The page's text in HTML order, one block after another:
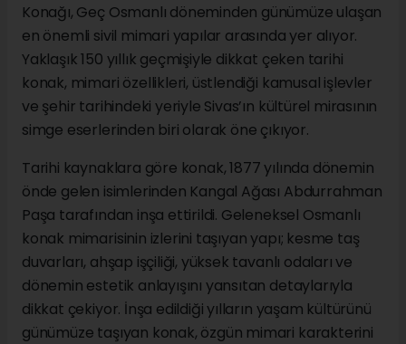
Konağı, Geç Osmanlı döneminden günümüze ulaşan
en önemli sivil mimari yapılar arasında yer alıyor.
Yaklaşık 150 yıllık geçmişiyle dikkat çeken tarihi
konak, mimari özellikleri, üstlendiği kamusal işlevler
ve şehir tarihindeki yeriyle Sivas’ın kültürel mirasının
simge eserlerinden biri olarak öne çıkıyor.
Tarihi kaynaklara göre konak, 1877 yılında dönemin
önde gelen isimlerinden Kangal Ağası Abdurrahman
Paşa tarafından inşa ettirildi. Geleneksel Osmanlı
konak mimarisinin izlerini taşıyan yapı; kesme taş
duvarları, ahşap işçiliği, yüksek tavanlı odaları ve
dönemin estetik anlayışını yansıtan detaylarıyla
dikkat çekiyor. İnşa edildiği yılların yaşam kültürünü
günümüze taşıyan konak, özgün mimari karakterini